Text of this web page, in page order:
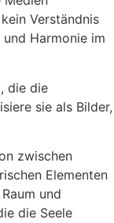
Verständnis
Harmonie im
die die
sie als Bilder,
zwischen
Elementen
und
die Seele